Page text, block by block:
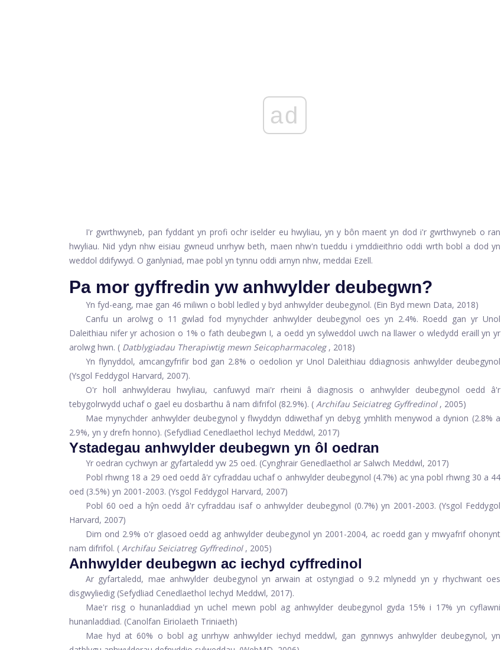
ad
I'r gwrthwyneb, pan fyddant yn profi ochr iselder eu hwyliau, yn y bôn maent yn dod i'r gwrthwyneb o ran
hwyliau. Nid ydyn nhw eisiau gwneud unrhyw beth, maen nhw'n tueddu i ymddieithrio oddi wrth bobl a dod yn
weddol ddifywyd. O ganlyniad, mae pobl yn tynnu oddi arnyn nhw, meddai Ezell.
Pa mor gyffredin yw anhwylder deubegwn?
Yn fyd-eang, mae gan 46 miliwn o bobl ledled y byd anhwylder deubegynol. (Ein Byd mewn Data, 2018)
Canfu un arolwg o 11 gwlad fod mynychder anhwylder deubegynol oes yn 2.4%. Roedd gan yr Unol
Daleithiau nifer yr achosion o 1% o fath deubegwn I, a oedd yn sylweddol uwch na llawer o wledydd eraill yn yr
arolwg hwn. ( Datblygiadau Therapiwtig mewn Seicopharmacoleg , 2018)
Yn flynyddol, amcangyfrifir bod gan 2.8% o oedolion yr Unol Daleithiau ddiagnosis anhwylder deubegynol
(Ysgol Feddygol Harvard, 2007).
O'r holl anhwylderau hwyliau, canfuwyd mai'r rheini â diagnosis o anhwylder deubegynol oedd â'r
tebygolrwydd uchaf o gael eu dosbarthu â nam difrifol (82.9%). ( Archifau Seiciatreg Gyffredinol , 2005)
Mae mynychder anhwylder deubegynol y flwyddyn ddiwethaf yn debyg ymhlith menywod a dynion (2.8% a
2.9%, yn y drefn honno). (Sefydliad Cenedlaethol Iechyd Meddwl, 2017)
Ystadegau anhwylder deubegwn yn ôl oedran
Yr oedran cychwyn ar gyfartaledd yw 25 oed. (Cynghrair Genedlaethol ar Salwch Meddwl, 2017)
Pobl rhwng 18 a 29 oed oedd â'r cyfraddau uchaf o anhwylder deubegynol (4.7%) ac yna pobl rhwng 30 a 44
oed (3.5%) yn 2001-2003. (Ysgol Feddygol Harvard, 2007)
Pobl 60 oed a hŷn oedd â'r cyfraddau isaf o anhwylder deubegynol (0.7%) yn 2001-2003. (Ysgol Feddygol
Harvard, 2007)
Dim ond 2.9% o'r glasoed oedd ag anhwylder deubegynol yn 2001-2004, ac roedd gan y mwyafrif ohonynt
nam difrifol. ( Archifau Seiciatreg Gyffredinol , 2005)
Anhwylder deubegwn ac iechyd cyffredinol
Ar gyfartaledd, mae anhwylder deubegynol yn arwain at ostyngiad o 9.2 mlynedd yn y rhychwant oes
disgwyliedig (Sefydliad Cenedlaethol Iechyd Meddwl, 2017).
Mae'r risg o hunanladdiad yn uchel mewn pobl ag anhwylder deubegynol gyda 15% i 17% yn cyflawni
hunanladdiad. (Canolfan Eiriolaeth Triniaeth)
Mae hyd at 60% o bobl ag unrhyw anhwylder iechyd meddwl, gan gynnwys anhwylder deubegynol, yn